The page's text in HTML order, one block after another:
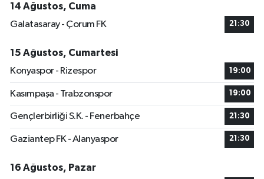
14 Ağustos, Cuma
Galatasaray - Çorum FK
21:30
15 Ağustos, Cumartesi
Konyaspor - Rizespor
19:00
Kasımpaşa - Trabzonspor 19:00
Gençlerbirliği S.K. - Fenerbahçe 21:30
Gaziantep FK - Alanyaspor 21:30
16 Ağustos, Pazar